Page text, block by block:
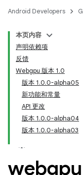
Android Developers
本页内容
声明依赖项
反馈
Webgpu 版本 1.0
版本 1.0.0-alpha05
新功能和常量
API 更改
版本 1.0.0-alpha04
版本 1.0.0-alpha03
webgpu